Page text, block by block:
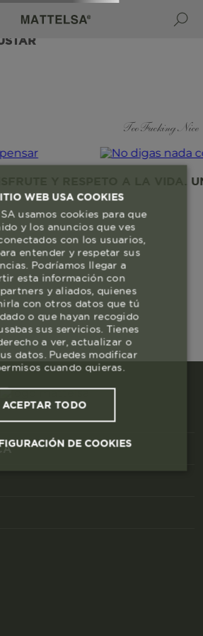
Too Fucking Nice
Y RESPETO A LA
WEB USA COOKIES
usamos cookies para que
y los anuncios que ves
con los usuarios,
entender y respetar sus
Podríamos llegar a
esta información con
y aliados, quienes
con otros datos que tú
o que hayan recogido
sus servicios. Tienes
a ver, actualizar o
datos. Puedes modificar
cuando quieras.
ACEPTAR TODO
DE COOKIES